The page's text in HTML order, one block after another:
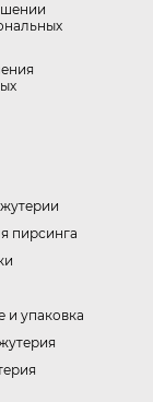
пирсинга
и упаковка